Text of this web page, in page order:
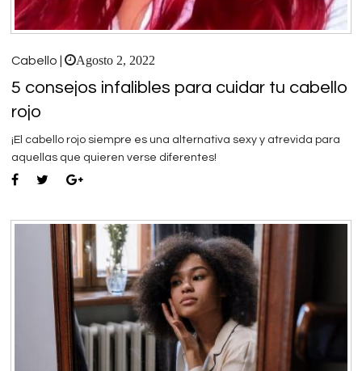
Cabello | Agosto 2, 2022
5 consejos infalibles para cuidar tu cabello
rojo
¡El cabello rojo siempre es una alternativa sexy y atrevida para
aquellas que quieren verse diferentes!